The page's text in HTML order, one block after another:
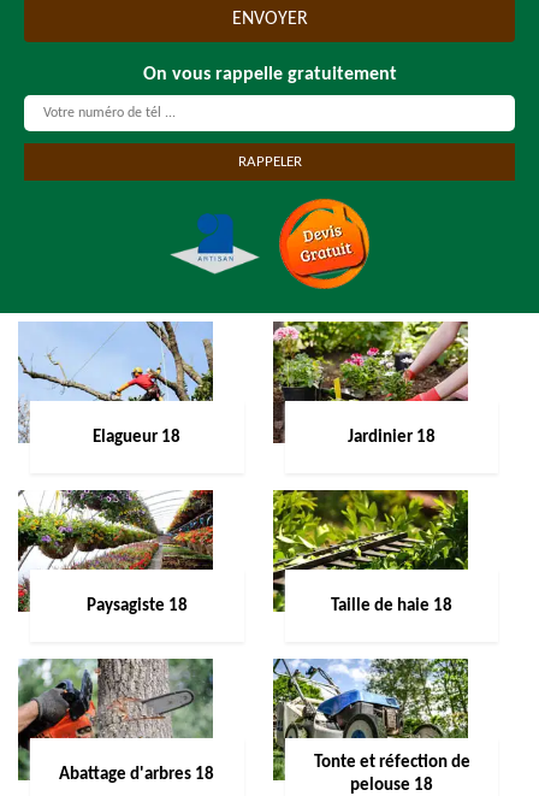
On vous rappelle gratuitement
Elagueur 18 Jardinier 18
Paysagiste 18 Taille de haie 18
Abattage d'arbres 18
Tonte et réfection de
pelouse 18